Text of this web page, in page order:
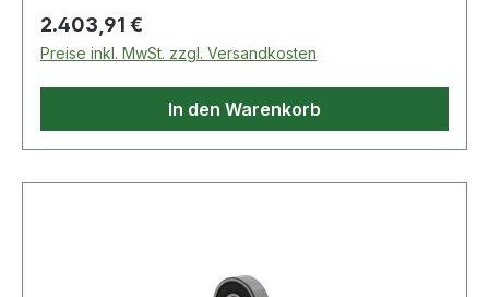
Regulärer Preis:
2.403,91 €
Preise inkl. MwSt. zzgl. Versandkosten
In den Warenkorb